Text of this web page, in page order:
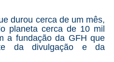
durou cerca de um mês,
planeta cerca de 10 mil
a fundação da GFH que
da divulgação e da